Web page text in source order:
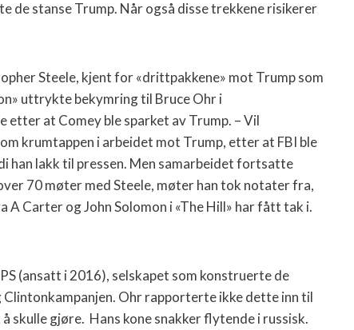
de stanse Trump. Når også disse trekkene risikerer
Steele, kjent for «drittpakkene» mot Trump som
uttrykte bekymring til Bruce Ohr i
etter at Comey ble sparket av Trump. – Vil
krumtappen i arbeidet mot Trump, etter at FBI ble
han lakk til pressen. Men samarbeidet fortsatte
70 møter med Steele, møter han tok notater fra,
A Carter og John Solomon i «The Hill» har fått tak i.
(ansatt i 2016), selskapet som konstruerte de
Ohr rapporterte ikke dette inn til
skulle gjøre. Hans kone snakker flytende i russisk.